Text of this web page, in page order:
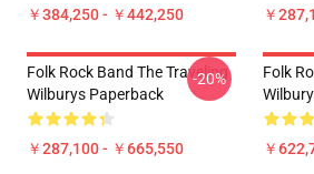
￥384,250 - ￥442,250 ￥
Folk Rock Band The Traveling
Wilburys Paperback
￥287,100 - ￥665,550
-20%
Folk
￥